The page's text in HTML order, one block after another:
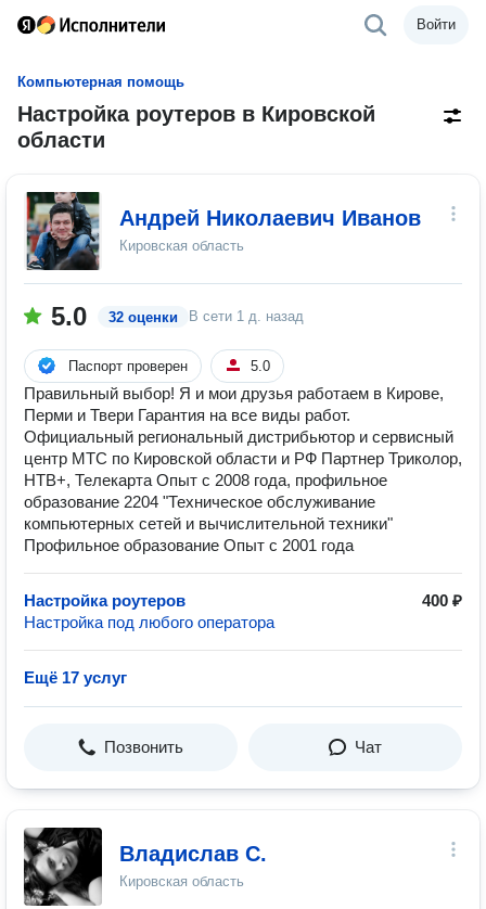
Войти
Компьютерная помощь
Настройка роутеров в Кировской
области
Андрей Николаевич Иванов
Кировская область
5.0 32 оценки В сети 1 д. назад
Паспорт проверен 5.0
Правильный выбор! Я и мои друзья работаем в Кирове,
Перми и Твери Гарантия на все виды работ.
Официальный региональный дистрибьютор и сервисный
центр МТС по Кировской области и РФ Партнер Триколор,
НТВ+, Телекарта Опыт с 2008 года, профильное
образование 2204 "Техническое обслуживание
компьютерных сетей и вычислительной техники"
Профильное образование Опыт с 2001 года
Настройка роутеров
400 ₽
Настройка под любого оператора
Ещё 17 услуг
Позвонить Чат
Владислав С.
Кировская область